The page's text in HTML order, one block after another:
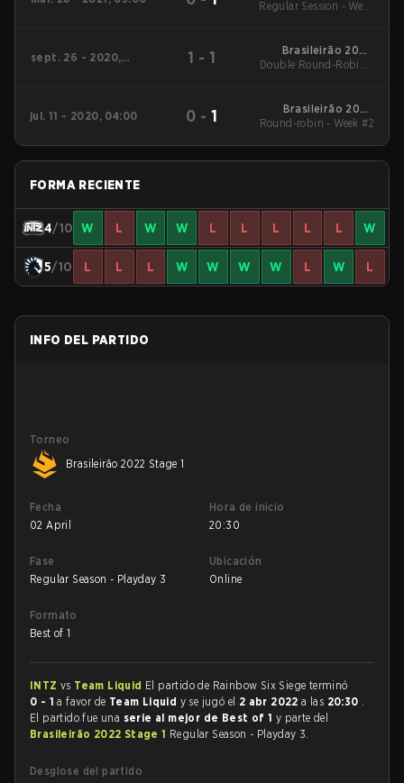
Stage #1
Regular Session - Week
sept. 26 - 2020,
1 - 1
Brasileirão 2020
Stage #2
Double Round-Robin -
jul. 11 - 2020, 04:00 0 -1
Brasileirão 2020
Stage #1
Round-robin - Week #2
FORMA RECIENTE
4/10 W L W W L L L L L W
5/10 L L L W W W W L W L
INFO DEL PARTIDO
Torneo
Brasileirão 2022 Stage 1
Fecha
02 April
Hora de inicio
20:30
Fase
Regular Season - Playday 3
Ubicación
Online
Formato
Best of 1
INTZ vs Team Liquid El partido de Rainbow Six Siege terminó
0 - 1 a favor de Team Liquid y se jugó el 2 abr 2022a las 20:30 .
El partido fue una serie al mejor de Best of 1 y parte del
Brasileirão 2022 Stage 1 Regular Season - Playday 3.
Desglose del partido